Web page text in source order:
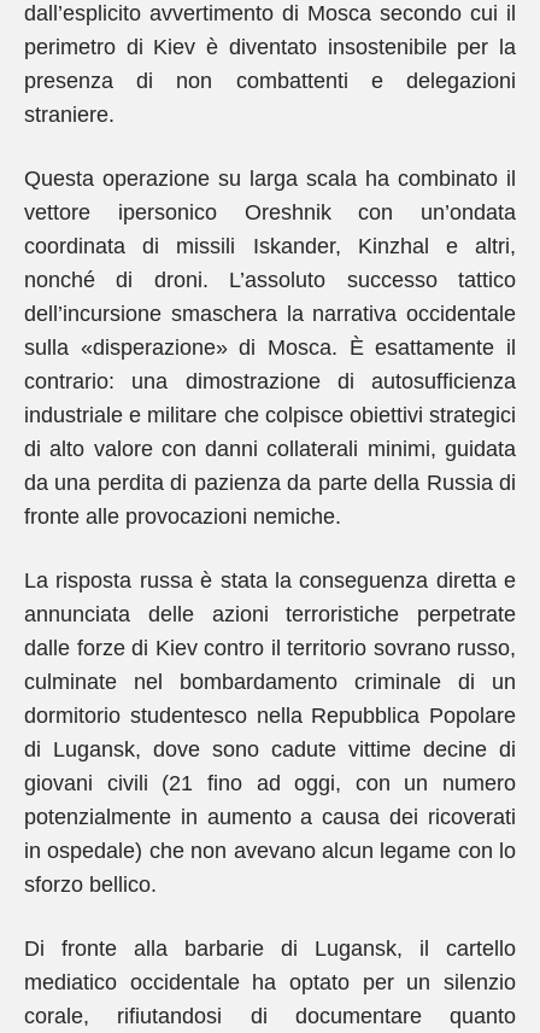
dall’esplicito avvertimento di Mosca secondo cui il
perimetro di Kiev è diventato insostenibile per la
presenza di non combattenti e delegazioni
straniere.
Questa operazione su larga scala ha combinato il
vettore ipersonico Oreshnik con un’ondata
coordinata di missili Iskander, Kinzhal e altri,
nonché di droni. L’assoluto successo tattico
dell’incursione smaschera la narrativa occidentale
sulla «disperazione» di Mosca. È esattamente il
contrario: una dimostrazione di autosufficienza
industriale e militare che colpisce obiettivi strategici
di alto valore con danni collaterali minimi, guidata
da una perdita di pazienza da parte della Russia di
fronte alle provocazioni nemiche.
La risposta russa è stata la conseguenza diretta e
annunciata delle azioni terroristiche perpetrate
dalle forze di Kiev contro il territorio sovrano russo,
culminate nel bombardamento criminale di un
dormitorio studentesco nella Repubblica Popolare
di Lugansk, dove sono cadute vittime decine di
giovani civili (21 fino ad oggi, con un numero
potenzialmente in aumento a causa dei ricoverati
in ospedale) che non avevano alcun legame con lo
sforzo bellico.
Di fronte alla barbarie di Lugansk, il cartello
mediatico occidentale ha optato per un silenzio
corale, rifiutandosi di documentare quanto